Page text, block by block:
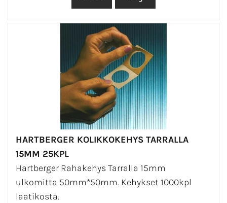
HARTBERGER KOLIKKOKEHYS TARRALLA
15MM 25KPL
Hartberger Rahakehys Tarralla 15mm
ulkomitta 50mm*50mm. Kehykset 1000kpl
laatikosta.